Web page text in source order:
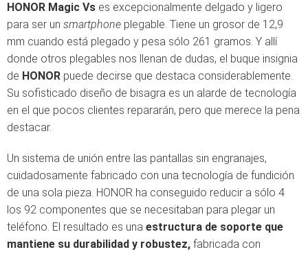
HONOR Magic Vs es excepcionalmente delgado y ligero
para ser un smartphone plegable. Tiene un grosor de 12,9
mm cuando está plegado y pesa sólo 261 gramos. Y allí
donde otros plegables nos llenan de dudas, el buque insignia
de HONOR puede decirse que destaca considerablemente.
Su sofisticado diseño de bisagra es un alarde de tecnología
en el que pocos clientes repararán, pero que merece la pena
destacar.
Un sistema de unión entre las pantallas sin engranajes,
cuidadosamente fabricado con una tecnología de fundición
de una sola pieza. HONOR ha conseguido reducir a sólo 4
los 92 componentes que se necesitaban para plegar un
teléfono. El resultado es una estructura de soporte que
mantiene su durabilidad y robustez, fabricada con